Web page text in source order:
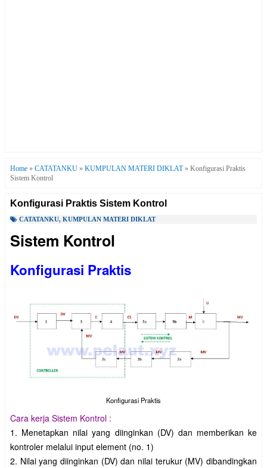
Home » CATATANKU » KUMPULAN MATERI DIKLAT» Konfigurasi Praktis
Sistem Kontrol
Konfigurasi Praktis Sistem Kontrol
CATATANKU, KUMPULAN MATERI DIKLAT
Sistem Kontrol
Konfigurasi Praktis
Konfigurasi Praktis
Cara kerja Sistem Kontrol :
1. Menetapkan nilai yang diinginkan (DV) dan memberikan ke
kontroler melalui input element (no. 1)
2. Nilai yang diinginkan (DV) dan nilai terukur (MV) dibandingkan